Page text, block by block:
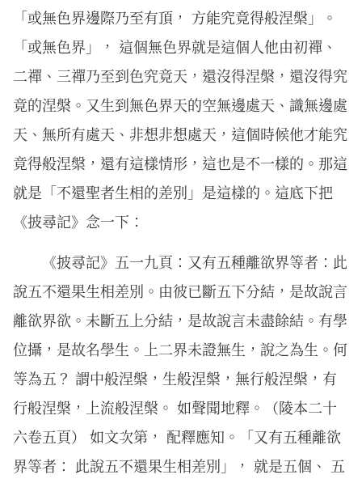
「或無色界邊際乃至有頂， 方能究竟得般涅槃」。
「或無色界」， 這個無色界就是這個人他由初禪、
二禪、三禪乃至到色究竟天，還沒得涅槃，還沒得究
竟的涅槃。又生到無色界天的空無邊處天、識無邊處
天、無所有處天、非想非想處天，這個時候他才能究
竟得般涅槃，還有這樣情形，這也是不一樣的。那這
就是「不還聖者生相的差別」是這樣的。這底下把
《披尋記》念一下：
《披尋記》五一九頁：又有五種離欲界等者：此
說五不還果生相差別。由彼已斷五下分結，是故說言
離欲界欲。未斷五上分結，是故說言未盡餘結。有學
位攝，是故名學生。上二界未證無生，說之為生。何
等為五？ 謂中般涅槃，生般涅槃，無行般涅槃，有
行般涅槃，上流般涅槃。 如聲聞地釋。（陵本二十
六卷五頁） 如文次第， 配釋應知。「又有五種離欲
界等者： 此說五不還果生相差別」， 就是五個、 五